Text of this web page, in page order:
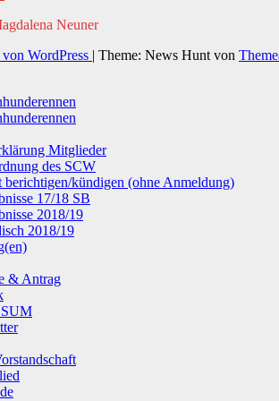
Neuner
WordPress | Theme: News Hunt von
Mitglieder
des SCW
berichtigen/kündigen (ohne Anmeldung)
17/18 SB
2018/19
2018/19
& Antrag